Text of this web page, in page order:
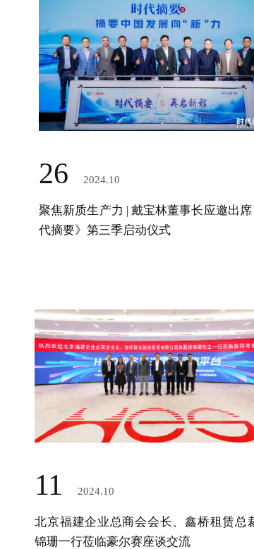
26 2024.10
聚焦新质生产力 | 戴宝林董事长应邀出
代摘要》第三季启动仪式
11 2024.10
北京福建企业总商会会长、鑫桥租赁总
锦珊一行莅临豪尔赛座谈交流